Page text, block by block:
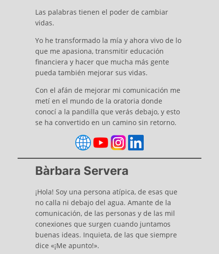
Las palabras tienen el poder de cambiar
vidas.
Yo he transformado la mía y ahora vivo de lo
que me apasiona, transmitir educación
financiera y hacer que mucha más gente
pueda también mejorar sus vidas.
Con el afán de mejorar mi comunicación me
metí en el mundo de la oratoria donde
conocí a la pandilla que verás debajo, y esto
se ha convertido en un camino sin retorno.
Bàrbara Servera
¡Hola! Soy una persona atípica, de esas que
no calla ni debajo del agua. Amante de la
comunicación, de las personas y de las mil
conexiones que surgen cuando juntamos
buenas ideas. Inquieta, de las que siempre
dice «¡Me apunto!».